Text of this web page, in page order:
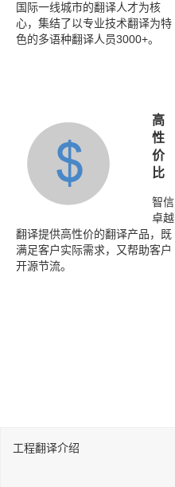
国际一线城市的翻译人才为核
心，集结了以专业技术翻译为特
色的多语种翻译人员3000+。
高
性
价
比
智信
卓越
翻译提供高性价的翻译产品，既
满足客户实际需求，又帮助客户
开源节流。
工程翻译介绍